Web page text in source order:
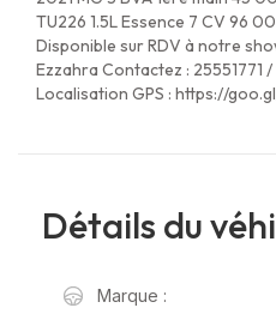
TU226 1.5L Essence 7 CV 96
Disponible sur RDV à notre
Ezzahra Contactez : 25551771 /
Localisation GPS : https://
Détails du
Marque :